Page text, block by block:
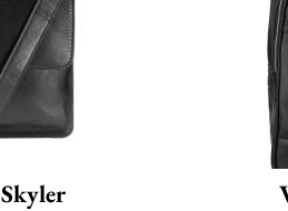
Skyler